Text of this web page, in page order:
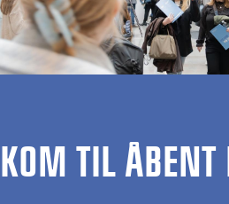
KOM TIL ÅBENT